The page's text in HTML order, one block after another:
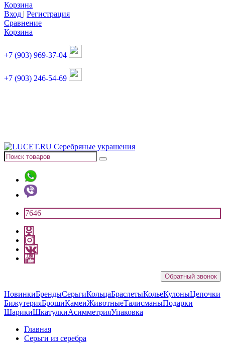
Корзина
Вход | Регистрация
Сравнение
Корзина
+7 (903) 969-37-04
+7 (903) 246-54-69
7646
Обратный звонок
НовинкиБрендыСерьгиКольцаБраслетыКольеКулоныЦепочки
БижутерияБрошиКамеиЖивотныеТалисманыПодарки
ШарикиШкатулкиАсимметрияУпаковка
Главная
Серьги из серебра